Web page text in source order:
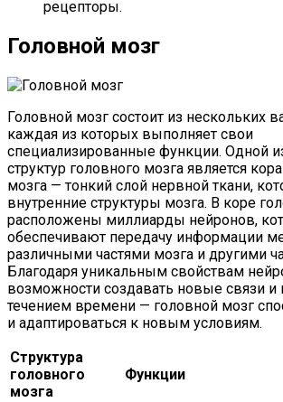
рецепторы.
Головной мозг
Головной мозг состоит из нескольких
каждая из которых выполняет свои
специализированные функции. Одной
структур головного мозга является
мозга — тонкий слой нервной ткани,
внутренние структуры мозга. В коре
расположены миллиарды нейронов,
обеспечивают передачу информации
различными частями мозга и другими
Благодаря уникальным свойствам
возможности создавать новые связи и
течением времени — головной мозг
и адаптироваться к новым условиям.
Структура
головного
мозга
Функции